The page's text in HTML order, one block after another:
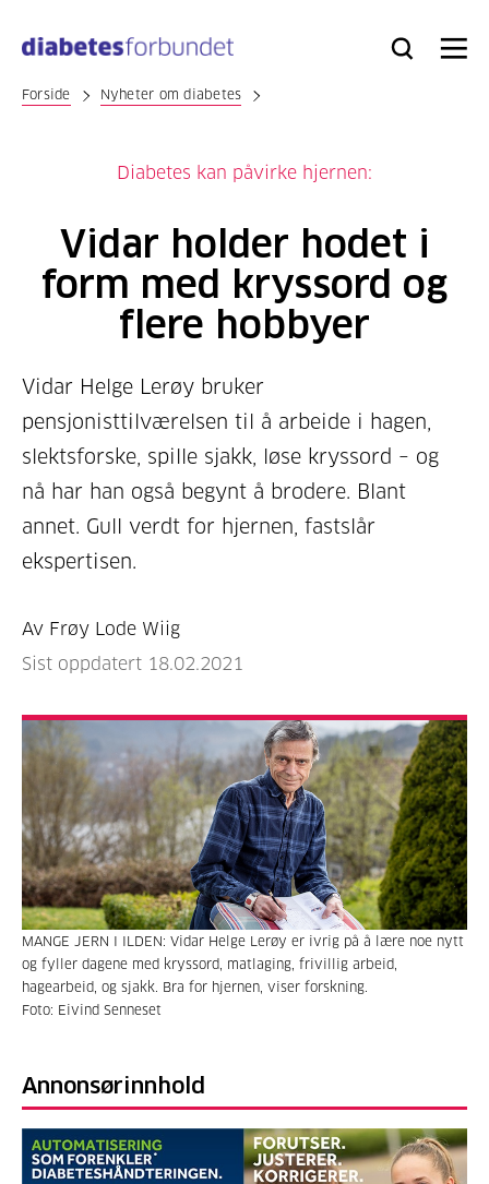
hovedinnhold
Bli
Logg
Søk Meny
Forside Nyheter om diabetes
Diabetes kan påvirke hjernen:
Vidar holder hodet i
form med kryssord og
flere hobbyer
Vidar Helge Lerøy bruker
pensjonisttilværelsen til å arbeide i hagen,
slektsforske, spille sjakk, løse kryssord – og
nå har han også begynt å brodere. Blant
annet. Gull verdt for hjernen, fastslår
ekspertisen.
Av Frøy Lode Wiig
Sist oppdatert 18.02.2021
MANGE JERN I ILDEN: Vidar Helge Lerøy er ivrig på å lære noe nytt
og fyller dagene med kryssord, matlaging, frivillig arbeid,
hagearbeid, og sjakk. Bra for hjernen, viser forskning.
Foto: Eivind Senneset
Annonsørinnhold